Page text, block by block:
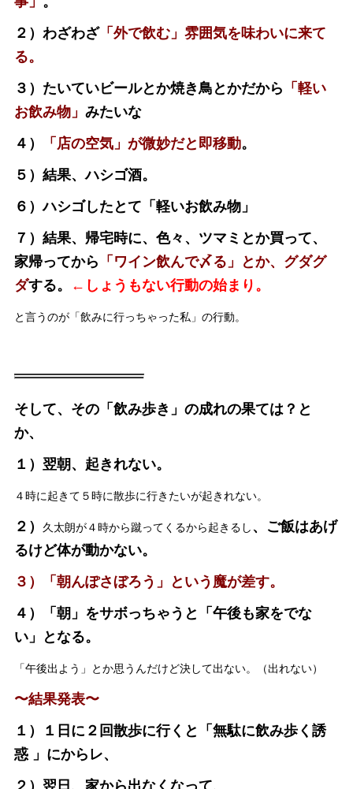
２）わざわざ「外で飲む」雰囲気を味わいに来て
る。
３）たいていビールとか焼き鳥とかだから 「軽い
お飲み物」 みたいな
４）
「店の空気」が微妙だと即移動。
５）結果、ハシゴ酒。
６）ハシゴしたとて「軽いお飲み物」
７） 結果、帰宅時に、色々、ツマミとか買って、
家帰ってから 「ワイン飲んで〆る」とか、グダグ
ダする。 ←しょうもない行動の始まり。
と言うのが「飲みに行っちゃった私」の行動。
そして、その「飲み歩き」の成れの果ては？と
か、
１）翌朝、起きれない。
４時に起きて５時に散歩に行きたいが起きれない。
２） 久太朗が４時から蹴ってくるから起きるし、ご飯はあげ
るけど体が動かない。
３）「朝んぽさぼろう」という魔が差す。
４）「朝」をサボっちゃうと「午後も家をでな
い」となる。
「午後出よう」とか思うんだけど決して出ない。（出れない）
〜結果発表〜
１）１日に２回散歩に行くと「無駄に飲み歩く誘
惑 」にからレ、